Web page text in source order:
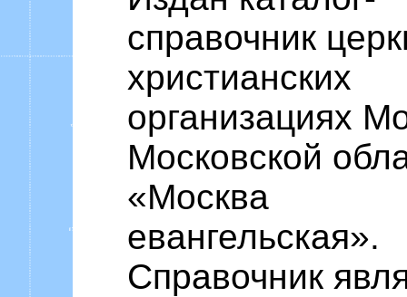
справочник
христианских
организациях
Московской
«Москва
евангельская».
Справочник